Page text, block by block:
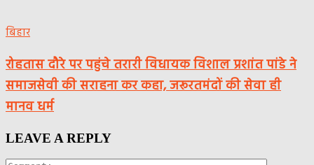
बिहार
रोहतास दौरे पर पहुंचे तरारी विधायक विशाल प्रशांत पांडे ने
समाजसेवी की सराहना कर कहा, जरूरतमंदों की सेवा ही
मानव धर्म
LEAVE A REPLY